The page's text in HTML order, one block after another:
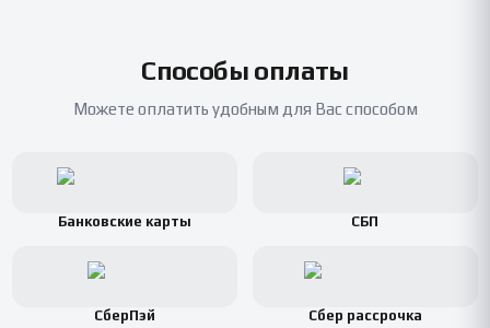
Способы оплаты
Можете оплатить удобным для Вас способом
Банковские карты СБП
СберПэй Сбер рассрочка